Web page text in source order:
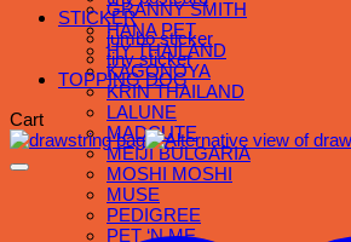
GRANNY SMITH
HANA PET
HY THAILAND
KAGONOYA
KRIN THAILAND
LALUNE
MADCUTE
MEIJI BULGARIA
MOSHI MOSHI
MUSE
PEDIGREE
PET ‘N ME
STICKER
jumbo sticker
tiny sticker
TOPPING DOG
Cart